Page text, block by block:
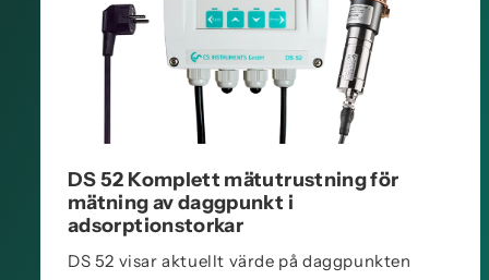
DS 52 Komplett mätutrustning för
mätning av daggpunkt i
adsorptionstorkar
DS 52 visar aktuellt värde på daggpunkten